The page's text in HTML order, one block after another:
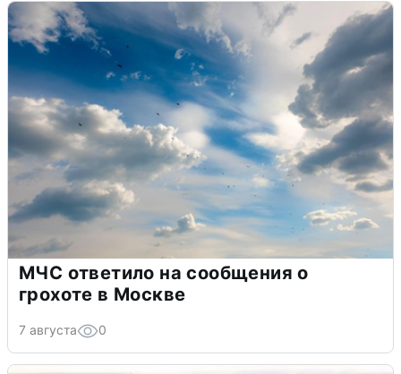
МЧС ответило на сообщения о
грохоте в Москве
7 августа 0